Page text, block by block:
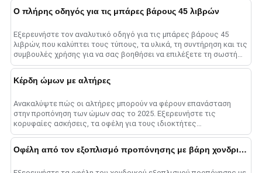
Ο πλήρης οδηγός για τις μπάρες βάρους 45 λιβρών
Εξερευνήστε τον αναλυτικό οδηγό για τις μπάρες βάρους 45
λιβρών, που καλύπτει τους τύπους, τα υλικά, τη συντήρηση και τις
συμβουλές χρήσης για να σας βοηθήσει να επιλέξετε τη σωστή
μπάρα για μεγιστοποίηση......
Κέρδη ώμων με αλτήρες
Ανακαλύψτε πώς οι αλτήρες μπορούν να φέρουν επανάσταση
στην προπόνηση των ώμων σας το 2025. Εξερευνήστε τις
κορυφαίες ασκήσεις, τα οφέλη για τους ιδιοκτήτες
γυμναστηρίων και συμβουλές για τη μεγιστοποίηση σας......
Οφέλη από τον εξοπλισμό προπόνησης με βάρη χονδρικής